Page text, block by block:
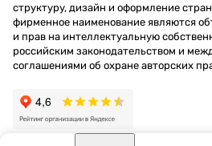
структуру, дизайн и оформление
фирменное наименование являются
и прав на интеллектуальную
российским законодательством и
соглашениями об охране авторских